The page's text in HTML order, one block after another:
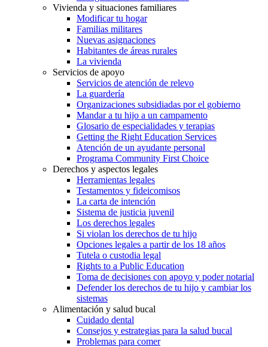
Vivienda y situaciones familiares
Modificar tu hogar
Familias militares
Nuevas asignaciones
Habitantes de áreas rurales
La vivienda
Servicios de apoyo
Servicios de atención de relevo
La guardería
Organizaciones subsidiadas por el gobierno
Mandar a tu hijo a un campamento
Glosario de especialidades y terapias
Getting the Right Education Services
Atención de un ayudante personal
Programa Community First Choice
Derechos y aspectos legales
Herramientas legales
Testamentos y fideicomisos
La carta de intención
Sistema de justicia juvenil
Los derechos legales
Si violan los derechos de tu hijo
Opciones legales a partir de los 18 años
Tutela o custodia legal
Rights to a Public Education
Toma de decisiones con apoyo y poder notarial
Defender los derechos de tu hijo y cambiar los
sistemas
Alimentación y salud bucal
Cuidado dental
Consejos y estrategias para la salud bucal
Problemas para comer